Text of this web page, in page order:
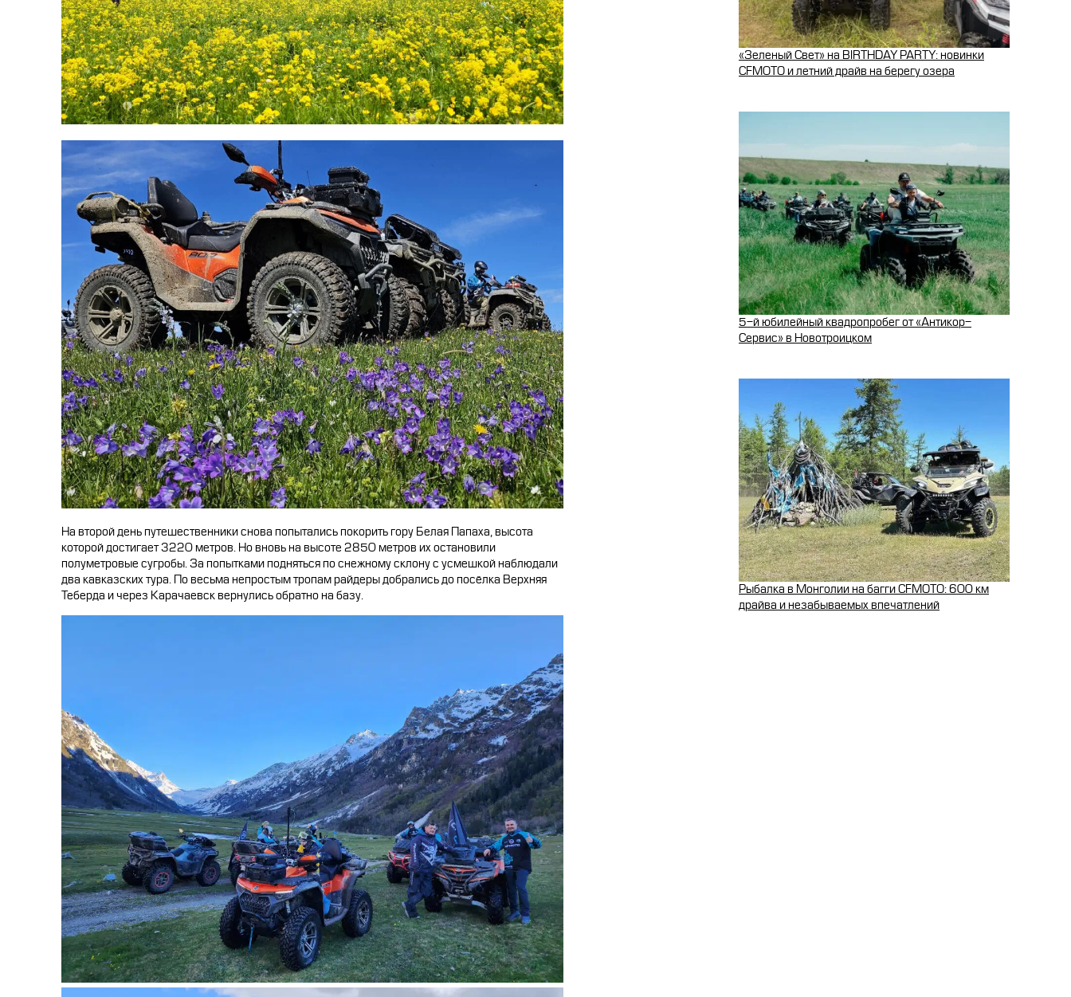
На второй день путешественники снова попытались покорить гору Белая Папаха, высота
которой достигает 3220 метров. Но вновь на высоте 2850 метров их остановили
полуметровые сугробы. За попытками подняться по снежному склону с усмешкой наблюдали
два кавказских тура. По весьма непростым тропам райдеры добрались до посёлка Верхняя
Теберда и через Карачаевск вернулись обратно на базу.
«Зеленый Свет» на BIRTHDAY PARTY: новинки
CFMOTO и летний драйв на берегу озера
5-й юбилейный квадропробег от «Антикор-
Сервис» в Новотроицком
Рыбалка в Монголии на багги CFMOTO: 600 км
драйва и незабываемых впечатлений